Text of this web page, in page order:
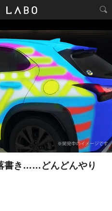
書き……どんどんやり